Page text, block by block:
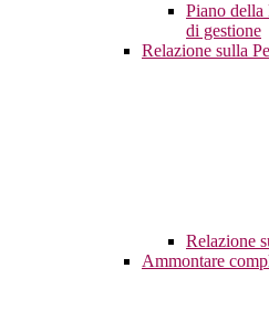
Piano della
di gestione
Relazione sulla
Relazione
Ammontare